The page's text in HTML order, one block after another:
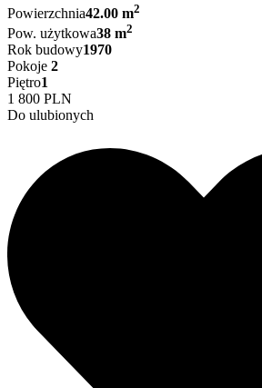
Powierzchnia42.00 m2
Pow. użytkowa38 m2
Rok budowy1970
Pokoje 2
Piętro1
1 800 PLN
Do ulubionych